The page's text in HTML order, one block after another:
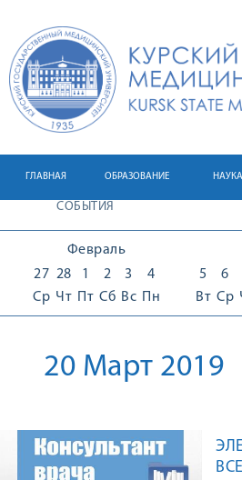
ГЛАВНАЯ ОБРАЗОВАНИЕ НАУКА
СОБЫТИЯ
Февраль
27
Ср
28
Чт
1
Пт
2
Сб
3
Вс
4
Пн
5
Вт
6
Ср
20 Март 2019